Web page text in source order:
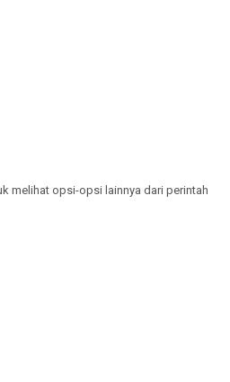
melihat opsi-opsi lainnya dari perintah